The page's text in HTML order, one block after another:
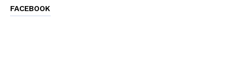
FACEBOOK